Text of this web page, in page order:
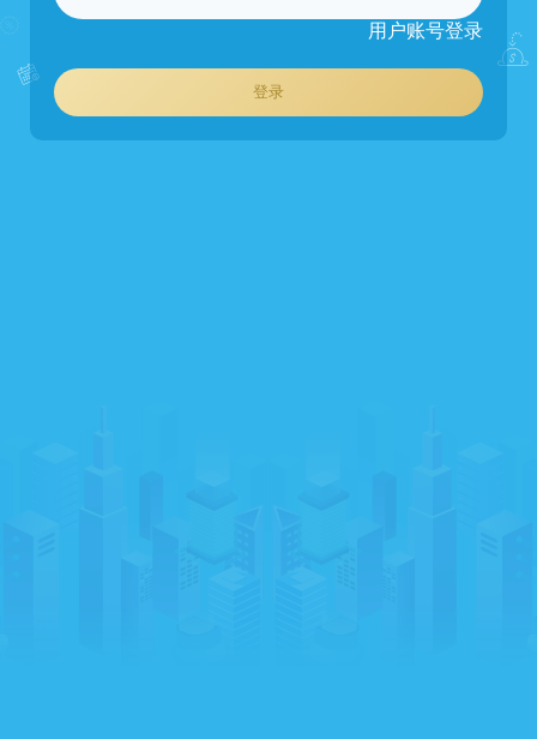
用户账号登录
登录